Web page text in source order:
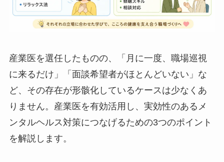
産業医を選任したものの、「月に一度、職場巡視
に来るだけ」「面談希望者がほとんどいない」な